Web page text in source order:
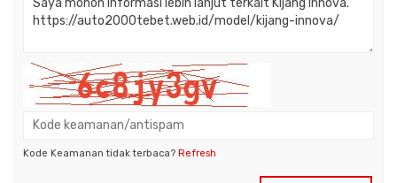
Kode Keamanan tidak terbaca? Refresh